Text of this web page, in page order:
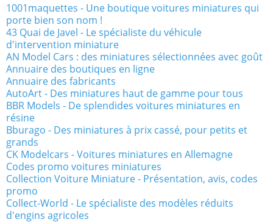
1001maquettes - Une boutique voitures miniatures qui
porte bien son nom !
43 Quai de Javel - Le spécialiste du véhicule
d'intervention miniature
AN Model Cars : des miniatures sélectionnées avec goût
Annuaire des boutiques en ligne
Annuaire des fabricants
AutoArt - Des miniatures haut de gamme pour tous
BBR Models - De splendides voitures miniatures en
résine
Bburago - Des miniatures à prix cassé, pour petits et
grands
CK Modelcars - Voitures miniatures en Allemagne
Codes promo voitures miniatures
Collection Voiture Miniature - Présentation, avis, codes
promo
Collect-World - Le spécialiste des modèles réduits
d'engins agricoles